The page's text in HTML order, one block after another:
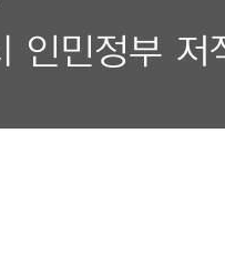
인민정부